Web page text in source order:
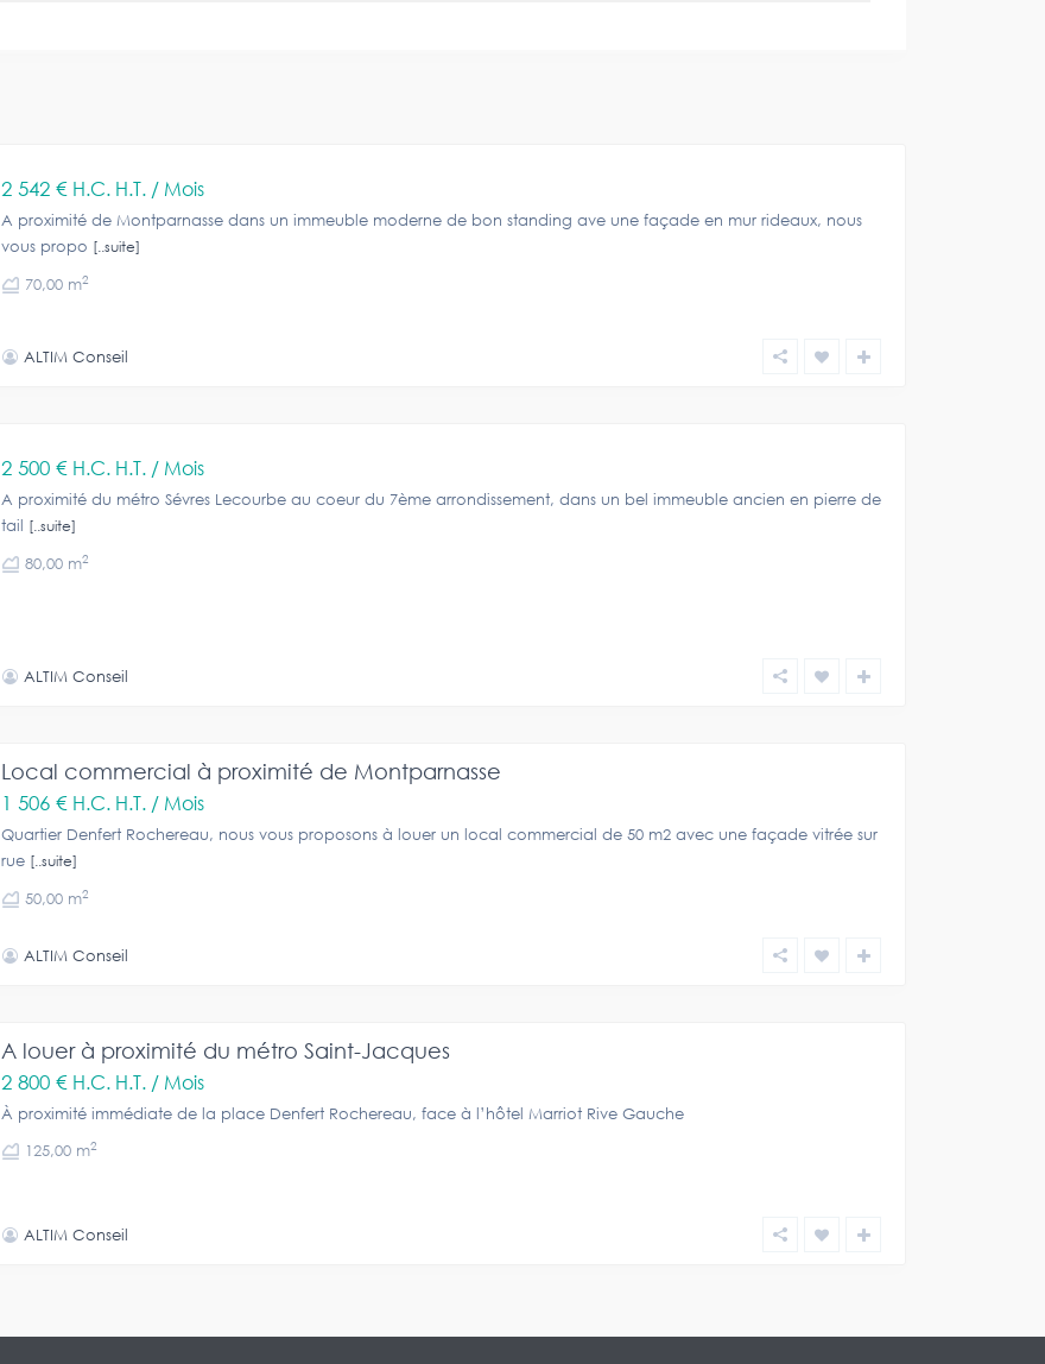
2 542 € H.C. H.T. / Mois
A proximité de Montparnasse dans un immeuble moderne de bon standing ave une façade en mur rideaux, nous
vous propo [..suite]
70,00 m2
ALTIM Conseil
2 500 € H.C. H.T. / Mois
A proximité du métro Sévres Lecourbe au coeur du 7ème arrondissement, dans un bel immeuble ancien en pierre de
tail [..suite]
80,00 m2
ALTIM Conseil
Local commercial à proximité de Montparnasse
1 506 € H.C. H.T. / Mois
Quartier Denfert Rochereau, nous vous proposons à louer un local commercial de 50 m2 avec une façade vitrée sur
rue [..suite]
50,00 m2
ALTIM Conseil
A louer à proximité du métro Saint-Jacques
2 800 € H.C. H.T. / Mois
À proximité immédiate de la place Denfert Rochereau, face à l’hôtel Marriot Rive Gauche
125,00 m2
ALTIM Conseil